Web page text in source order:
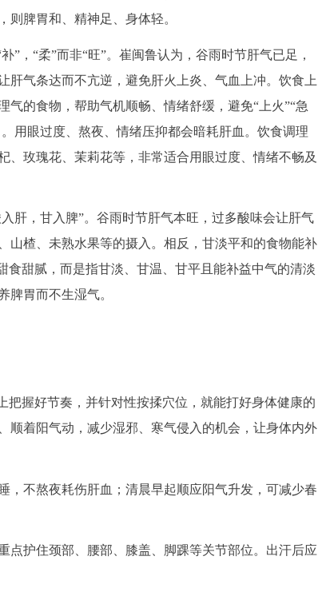
脾胃和、精神足、身体轻。
”，“柔”而非“旺”。崔闽鲁认为，谷雨时节肝气已足，
气条达而不亢逆，避免肝火上炎、气血上冲。饮食上
的食物，帮助气机顺畅、情绪舒缓，避免“上火”“急
用眼过度、熬夜、情绪压抑都会暗耗肝血。饮食调理
玫瑰花、茉莉花等，非常适合用眼过度、情绪不畅及
肝，甘入脾”。谷雨时节肝气本旺，过多酸味会让肝气
山楂、未熟水果等的摄入。相反，甘淡平和的食物能补
食甜腻，而是指甘淡、甘温、甘平且能补益中气的清淡
脾胃而不生湿气。
把握好节奏，并针对性按揉穴位，就能打好身体健康的
顺着阳气动，减少湿邪、寒气侵入的机会，让身体内外
，不熬夜耗伤肝血；清晨早起顺应阳气升发，可减少春
点护住颈部、腰部、膝盖、脚踝等关节部位。出汗后应